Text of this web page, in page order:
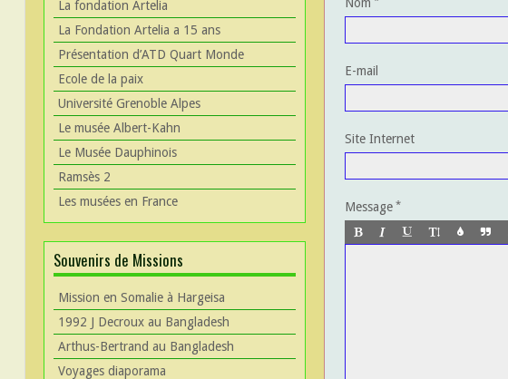
La fondation Artelia
La Fondation Artelia a 15 ans
Présentation d’ATD Quart Monde
Ecole de la paix
Université Grenoble Alpes
Le musée Albert-Kahn
Le Musée Dauphinois
Ramsès 2
Les musées en France
Souvenirs de Missions
Mission en Somalie à Hargeisa
1992 J Decroux au Bangladesh
Arthus-Bertrand au Bangladesh
Voyages diaporama
E-mail
Site Internet
Message